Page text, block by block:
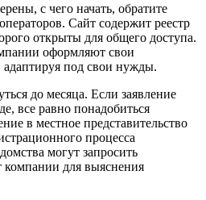
с чего начать, обратите
Сайт содержит реестр
открыты для общего доступа.
оформляют свои
под свои нужды.
до месяца. Если заявление
все равно понадобиться
в местное представительство
процесса
могут запросить
компании для выяснения